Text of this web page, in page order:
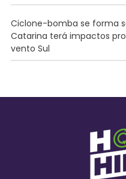
Ciclone-bomba se forma
Catarina terá impactos
vento Sul